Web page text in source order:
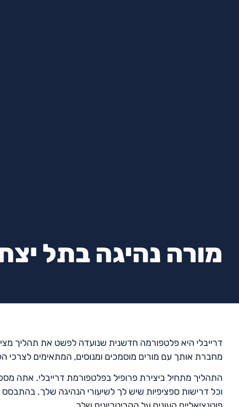
מורה נהיגה בתל
דרייבלי היא פלטפורמה חדשנית שנועדה לפשט את תהליך
מחברת אותך עם מורים מוסמכים ומנוסים, המתאימים לצרכי
התהליך מתחיל ביצירת פרופיל בפלטפורמת דרייבלי. אתה
וכל דרישות ספציפיות שיש לך לשיעורי הנהיגה שלך.